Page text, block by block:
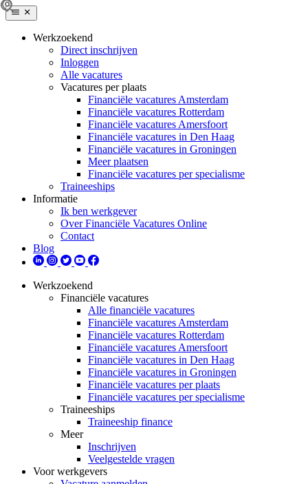
Werkzoekend
Direct inschrijven
Inloggen
Alle vacatures
Vacatures per plaats
Financiële vacatures Amsterdam
Financiële vacatures Rotterdam
Financiële vacatures Amersfoort
Financiële vacatures in Den Haag
Financiële vacatures in Groningen
Meer plaatsen
Financiële vacatures per specialisme
Traineeships
Informatie
Ik ben werkgever
Over Financiële Vacatures Online
Contact
Blog
Werkzoekend
Financiële vacatures
Alle financiële vacatures
Financiële vacatures Amsterdam
Financiële vacatures Rotterdam
Financiële vacatures Amersfoort
Financiële vacatures in Den Haag
Financiële vacatures in Groningen
Financiële vacatures per plaats
Financiële vacatures per specialisme
Traineeships
Traineeship finance
Meer
Inschrijven
Veelgestelde vragen
Voor werkgevers